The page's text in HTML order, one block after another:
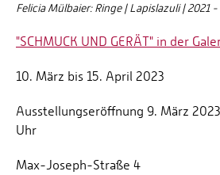
Felicia Mülbaier: Ringe | Lapislazuli | 2021
"SCHMUCK UND GERÄT" in der
10. März bis 15. April 2023
Ausstellungseröffnung 9. März
Uhr
Max-Joseph-Straße 4